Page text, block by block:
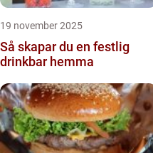
19 november 2025
Så skapar du en festlig
drinkbar hemma